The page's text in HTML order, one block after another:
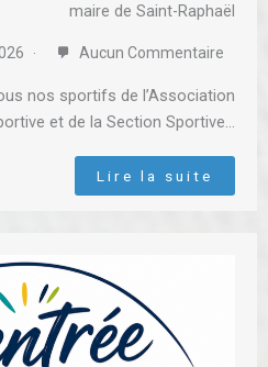
maire de Saint-Raphaël
Aucun Commentaire
nos sportifs de l’Association
et de la Section Sportive…
Lire la suite